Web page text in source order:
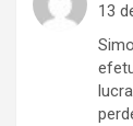
13